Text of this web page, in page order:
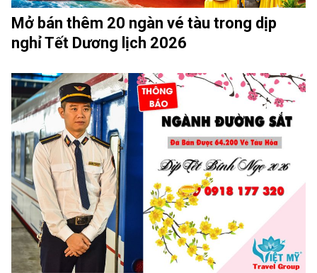
Mở bán thêm 20 ngàn vé tàu trong dịp
nghỉ Tết Dương lịch 2026